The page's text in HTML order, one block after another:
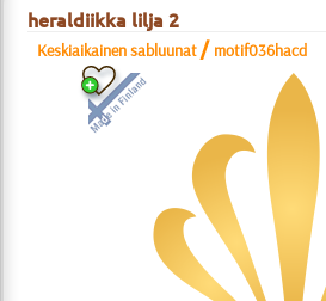
heraldiikka lilja 2
Keskiaikainen sabluunat / motif036hacd